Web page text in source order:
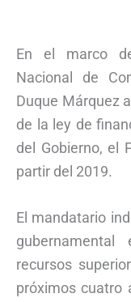
En el marco
Nacional de
Duque Márquez
de la ley de
del Gobierno, el
partir del 2019.
El mandatario
recursos
próximos cuatro